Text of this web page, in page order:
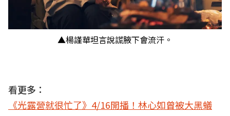
▲楊謹華坦言說謊腋下會流汗。
看更多：
《光露營就很忙了》4/16開播！林心如曾被大黑蟻